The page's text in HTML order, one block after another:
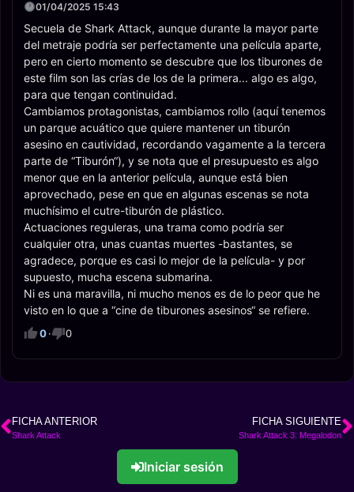
01/04/2025 15:43
Secuela de Shark Attack, aunque durante la mayor parte
del metraje podría ser perfectamente una película aparte,
pero en cierto momento se descubre que los tiburones de
este film son las crías de los de la primera... algo es algo,
para que tengan continuidad.
Cambiamos protagonistas, cambiamos rollo (aquí tenemos
un parque acuático que quiere mantener un tiburón
asesino en cautividad, recordando vagamente a la tercera
parte de “Tiburón“), y se nota que el presupuesto es algo
menor que en la anterior película, aunque está bien
aprovechado, pese en que en algunas escenas se nota
muchísimo el cutre-tiburón de plástico.
Actuaciones reguleras, una trama como podría ser
cualquier otra, unas cuantas muertes -bastantes, se
agradece, porque es casi lo mejor de la película- y por
supuesto, mucha escena submarina.
Ni es una maravilla, ni mucho menos es de lo peor que he
visto en lo que a “cine de tiburones asesinos“ se refiere.
0· 0
FICHA ANTERIOR
Shark Attack
FICHA SIGUIENTE
Shark Attack 3: Megalodon
Iniciar sesión